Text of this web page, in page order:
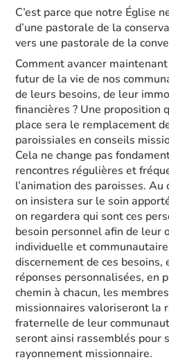
C’est parce que notre Église
d’une pastorale de la
vers une pastorale de la
Comment avancer
futur de la vie de nos
de leurs besoins, de leur
financières ? Une proposition
place sera le remplacement
paroissiales en conseils
Cela ne change pas
rencontres régulières et
l’animation des paroisses.
on insistera sur le soin
on regardera qui sont ces
besoin personnel afin de leur
individuelle et
discernement de ces besoins,
réponses personnalisées, en
chemin à chacun, les
missionnaires valoriseront la
fraternelle de leur
seront ainsi rassemblés pour
rayonnement missionnaire.